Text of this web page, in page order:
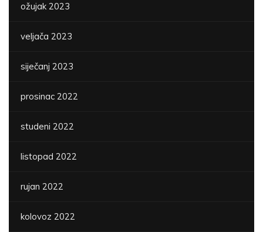
ožujak 2023
veljača 2023
siječanj 2023
prosinac 2022
studeni 2022
listopad 2022
rujan 2022
kolovoz 2022